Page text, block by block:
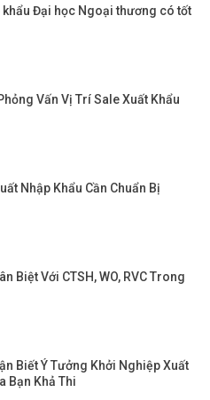
khẩu Đại học Ngoại thương có tốt
Vấn Vị Trí Sale Xuất Khẩu
Nhập Khẩu Cần Chuẩn Bị
Biệt Với CTSH, WO, RVC Trong
Biết Ý Tưởng Khởi Nghiệp Xuất
Bạn Khả Thi